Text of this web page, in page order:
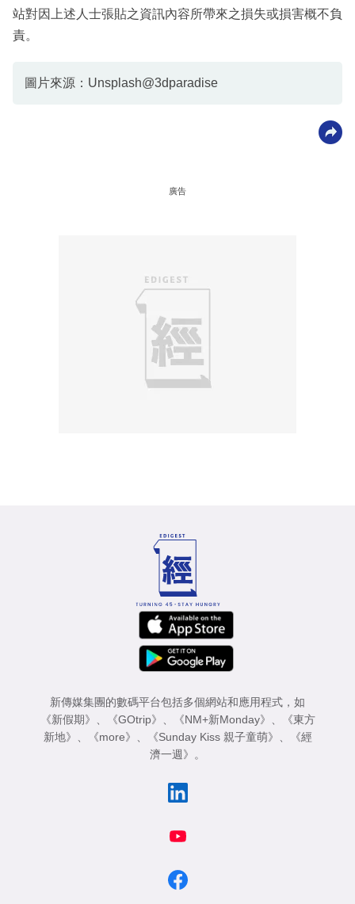
站對因上述人士張貼之資訊內容所帶來之損失或損害概不負
責。
圖片來源：Unsplash@3dparadise
廣告
新傳媒集團的數碼平台包括多個網站和應用程式，如
《新假期》
《GOtrip》 《NM+新Monday》
《東方
新地》
《more》 《Sunday Kiss 親子童萌》
《經
濟一週》
。